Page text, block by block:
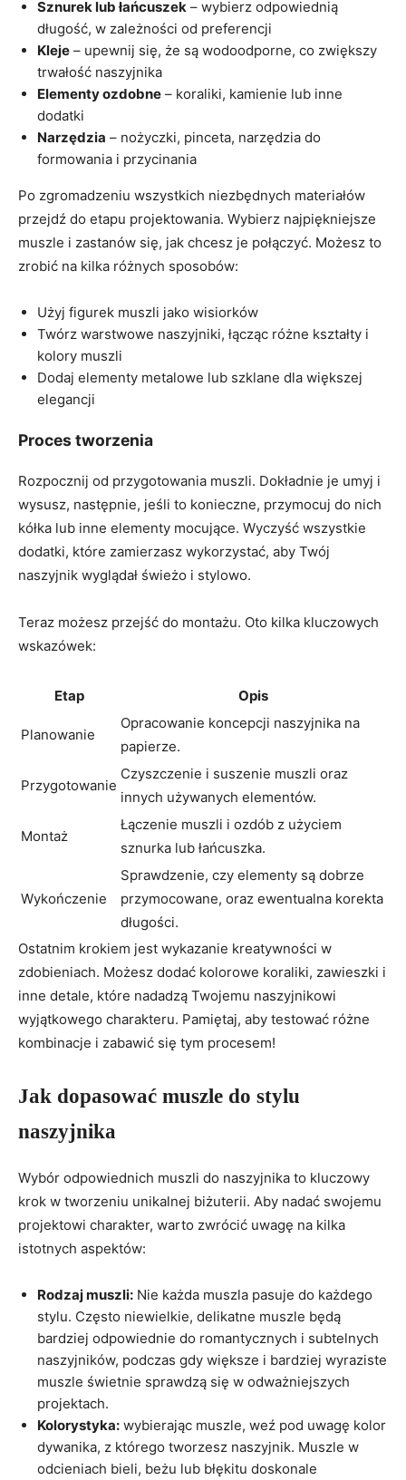
Sznurek lub łańcuszek – wybierz odpowiednią
długość, w zależności od preferencji
Kleje – upewnij się, że są wodoodporne, co zwiększy
trwałość naszyjnika
Elementy ozdobne – koraliki, kamienie lub inne
dodatki
Narzędzia – nożyczki, pinceta, narzędzia do
formowania i przycinania
Po zgromadzeniu wszystkich niezbędnych materiałów
przejdź do etapu projektowania. Wybierz najpiękniejsze
muszle i zastanów się, jak chcesz je połączyć. Możesz to
zrobić na kilka różnych sposobów:
Użyj figurek muszli jako wisiorków
Twórz warstwowe naszyjniki, łącząc różne kształty i
kolory muszli
Dodaj elementy metalowe lub szklane dla większej
elegancji
Proces tworzenia
Rozpocznij od przygotowania muszli. Dokładnie je umyj i
wysusz, następnie, jeśli to konieczne, przymocuj do nich
kółka lub inne elementy mocujące. Wyczyść wszystkie
dodatki, które zamierzasz wykorzystać, aby Twój
naszyjnik wyglądał świeżo i stylowo.
Teraz możesz przejść do montażu. Oto kilka kluczowych
wskazówek:
Etap Opis
Planowanie
Opracowanie koncepcji naszyjnika na
papierze.
Przygotowanie
Czyszczenie i suszenie muszli oraz
innych używanych elementów.
Montaż
Łączenie muszli i ozdób z użyciem
sznurka lub łańcuszka.
Wykończenie
Sprawdzenie, czy elementy są dobrze
przymocowane, oraz ewentualna korekta
długości.
Ostatnim krokiem jest wykazanie kreatywności w
zdobieniach. Możesz dodać kolorowe koraliki, zawieszki i
inne detale, które nadadzą Twojemu naszyjnikowi
wyjątkowego charakteru. Pamiętaj, aby testować różne
kombinacje i zabawić się tym procesem!
Jak dopasować muszle do stylu
naszyjnika
Wybór odpowiednich muszli do naszyjnika to kluczowy
krok w tworzeniu unikalnej biżuterii. Aby nadać swojemu
projektowi charakter, warto zwrócić uwagę na kilka
istotnych aspektów:
Rodzaj muszli: Nie każda muszla pasuje do każdego
stylu. Często niewielkie, delikatne muszle będą
bardziej odpowiednie do romantycznych i subtelnych
naszyjników, podczas gdy większe i bardziej wyraziste
muszle świetnie sprawdzą się w odważniejszych
projektach.
Kolorystyka: wybierając muszle, weź pod uwagę kolor
dywanika, z którego tworzesz naszyjnik. Muszle w
odcieniach bieli, beżu lub błękitu doskonale